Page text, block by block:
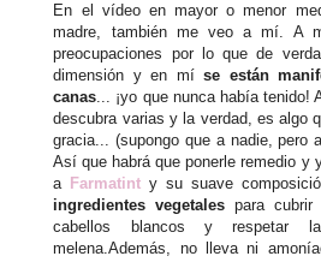
En el vídeo en mayor o menor
madre, también me veo a mí. A
preocupaciones por lo que de
dimensión y en míse están
canas... ¡yo que nunca había tenido!
descubra varias y la verdad, es algo
gracia... (supongo que a nadie, pero
Así que habrá que ponerle remedio y
aFarmatint y su suave
ingredientes vegetales para cubrir
cabellos blancos y respetar
melena.Además, no lleva ni